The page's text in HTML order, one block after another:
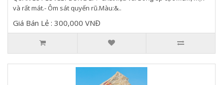
và rất mát.- Ôm sát quyến rũ.Màu:&..
Giá Bán Lẻ : 300,000 VNĐ